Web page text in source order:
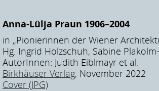
Anna-Lülja Praun 1906–2004
in „Pionierinnen der Wiener
Hg. Ingrid Holzschuh, Sabine
AutorInnen: Judith Eiblmayr et al.
Birkhäuser Verlag, November 2022
Cover (JPG)